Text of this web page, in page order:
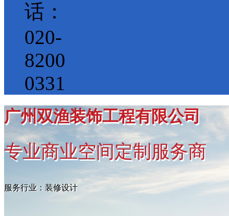
话：
020-
8200
0331
广州双渔装饰工程有限公司
专业商业空间定制服务商
服务行业：装修设计